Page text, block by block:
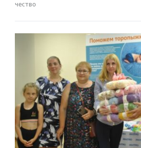
чест­во